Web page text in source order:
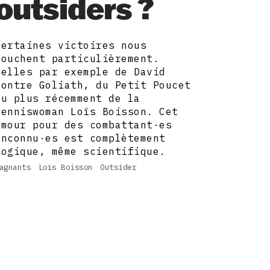
?
victoires nous
particulièrement.
par exemple de David
Goliath, du Petit Poucet
plus récemment de la
Loïs Boisson. Cet
pour des combattant·es
est complètement
même scientifique.
Loïs Boisson Outsider